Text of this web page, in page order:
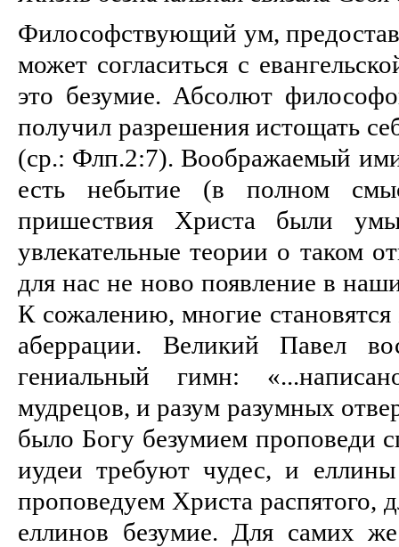
Философствующий ум,
может согласиться с
это безумие. Абсолют
получил разрешения истощать
(ср.: Флп.2:7). Воображаемый
есть небытие (в полном
пришествия Христа были
увлекательные теории о таком
для нас не ново появление в
К сожалению, многие
аберрации. Великий Павел
гениальный гимн:
мудрецов, и разум разумных
было Богу безумием проповеди
иудеи требуют чудес, и
проповедуем Христа распятого,
еллинов безумие. Для самих